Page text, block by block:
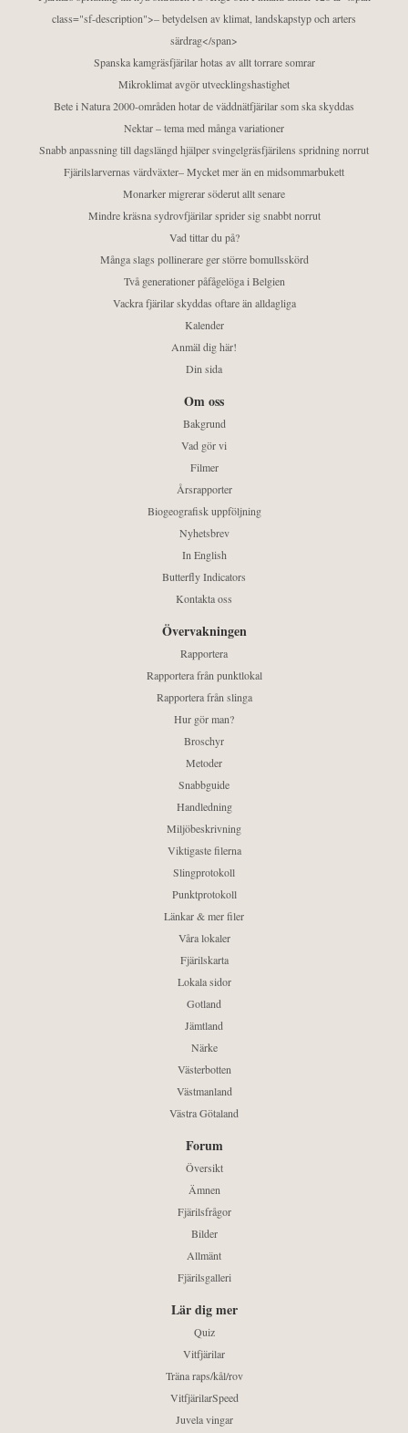
class="sf-description">– betydelsen av klimat, landskapstyp och arters
särdrag</span>
Spanska kamgräsfjärilar hotas av allt torrare somrar
Mikroklimat avgör utvecklingshastighet
Bete i Natura 2000-områden hotar de väddnätfjärilar som ska skyddas
Nektar – tema med många variationer
Snabb anpassning till dagslängd hjälper svingelgräsfjärilens spridning norrut
Fjärilslarvernas värdväxter– Mycket mer än en midsommarbukett
Monarker migrerar söderut allt senare
Mindre kräsna sydrovfjärilar sprider sig snabbt norrut
Vad tittar du på?
Många slags pollinerare ger större bomullsskörd
Två generationer påfågelöga i Belgien
Vackra fjärilar skyddas oftare än alldagliga
Kalender
Anmäl dig här!
Din sida
Om oss
Bakgrund
Vad gör vi
Filmer
Årsrapporter
Biogeografisk uppföljning
Nyhetsbrev
In English
Butterfly Indicators
Kontakta oss
Övervakningen
Rapportera
Rapportera från punktlokal
Rapportera från slinga
Hur gör man?
Broschyr
Metoder
Snabbguide
Handledning
Miljöbeskrivning
Viktigaste filerna
Slingprotokoll
Punktprotokoll
Länkar & mer filer
Våra lokaler
Fjärilskarta
Lokala sidor
Gotland
Jämtland
Närke
Västerbotten
Västmanland
Västra Götaland
Forum
Översikt
Ämnen
Fjärilsfrågor
Bilder
Allmänt
Fjärilsgalleri
Lär dig mer
Quiz
Vitfjärilar
Träna raps/kål/rov
VitfjärilarSpeed
Juvela vingar